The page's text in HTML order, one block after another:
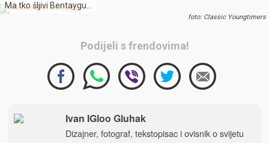
Ma tko šljivi Bentaygu…
foto: Classic Youngtimers
Podijeli s frendovima!
Ivan IGloo Gluhak
Dizajner, fotograf, tekstopisac i ovisnik o svijetu